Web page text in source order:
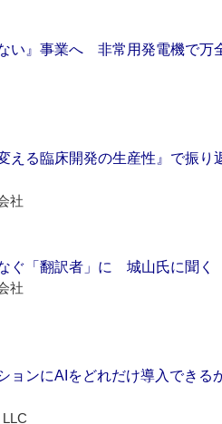
い』事業へ 非常用発電機で万
える臨床開発の生産性』で振り
社
ぐ「翻訳者」に 城山氏に聞く
社
ョンにAIをどれだけ導入できる